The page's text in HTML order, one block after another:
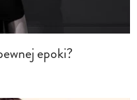
epoki?